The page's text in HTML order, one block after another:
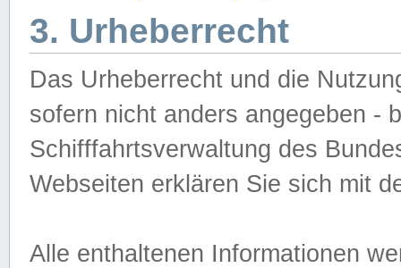
3. Urheberrecht
Das Urheberrecht und die
sofern nicht anders angegeben -
Schifffahrtsverwaltung des
Webseiten erklären Sie sich mit
Alle enthaltenen Informationen